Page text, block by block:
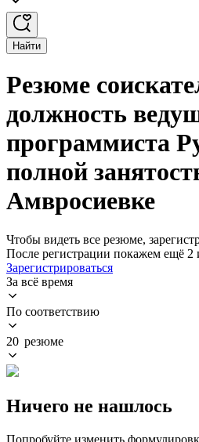
Найти
Резюме
должность
программиста
полной
Амвросиевке
Чтобы видеть все резюме,
После регистрации покажем ещё 2
Зарегистрироваться
За всё время
По соответствию
20 резюме
Ничего не нашлось
Попробуйте изменить